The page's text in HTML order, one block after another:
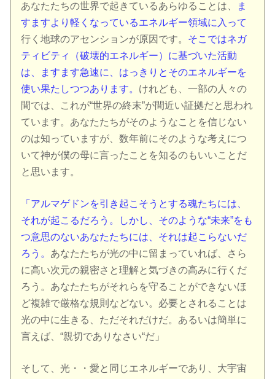
あなたたちの世界で起きているあらゆることは、
ま
すますより軽くなっているエネルギー領域に入って
行く地球のアセンションが原因です。 そこではネガ
ティビティ（破壊的エネルギー）に基づいた活動
は、ますます急速に、はっきりとそのエネルギーを
使い果たしつつあります。 けれども、一部の人々の
間では、これが“世界の終末”が間近い証拠だと思われ
ています。あなたたちがそのようなことを信じない
のは知っていますが、数年前にそのような考えにつ
いて神が僕の母に言ったことを知るのもいいことだ
と思います。
「アルマゲドンを引き起こそうとする魂たちには、
それが起こるだろう。しかし、そのような“未来”をも
つ意思のないあなたたちには、それは起こらないだ
ろう。 あなたたちが光の中に留まっていれば、さら
に高い次元の親密さと理解と気づきの高みに行くだ
ろう。あなたたちがそれらを守ることができないほ
ど複雑で厳格な規則などない。必要とされることは
光の中に生きる、ただそれだけだ。あるいは簡単に
言えば、“親切でありなさい“だ」
そして、光・・愛と同じエネルギーであり、大宇宙